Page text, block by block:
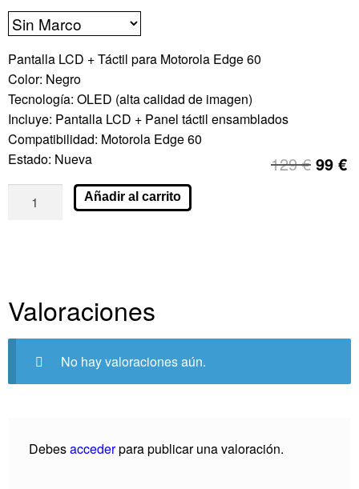
Pantalla LCD + Táctil para Motorola Edge 60
Color: Negro
Tecnología: OLED (alta calidad de imagen)
Incluye: Pantalla LCD + Panel táctil ensamblados
Compatibilidad: Motorola Edge 60
Estado: Nueva
129€ 99 €
Añadir al carrito
Valoraciones
No hay valoraciones aún.
Debesaccederpara publicar una valoración.